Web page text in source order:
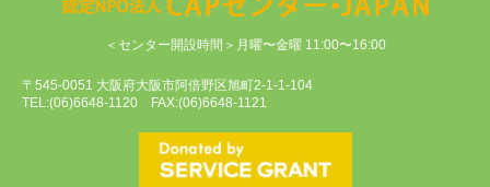
＜センター開設時間＞月曜〜金曜 11:00〜16:00
〒545-0051 大阪府大阪市阿倍野区旭町2-1-1-104
TEL:(06)6648-1120 FAX:(06)6648-1121